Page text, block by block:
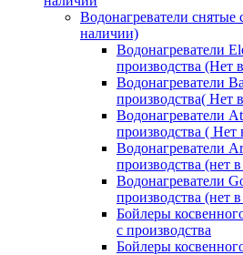
Водонагреватели снятые
наличии)
Водонагреватели
производства (Нет
Водонагреватели
производства( Нет
Водонагреватели
производства ( Нет
Водонагреватели
производства (нет
Водонагреватели
производства (нет
Бойлеры
с производства
Бойлеры